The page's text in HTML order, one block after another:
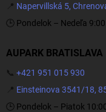
📍 Napervillská 5,
🕒 Pondelok – Nedeľa
AUPARK BRATISLAVA
📞 +421 951 015 930
📍 Einsteinova 3541/18,
🕒 Pondelok – Piatok